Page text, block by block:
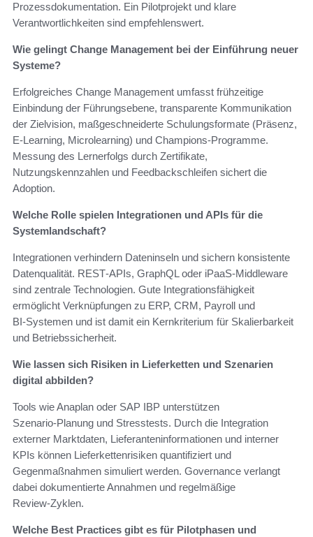
Prozessdokumentation. Ein Pilotprojekt und klare
Verantwortlichkeiten sind empfehlenswert.
Wie gelingt Change Management bei der Einführung neuer
Systeme?
Erfolgreiches Change Management umfasst frühzeitige
Einbindung der Führungsebene, transparente Kommunikation
der Zielvision, maßgeschneiderte Schulungsformate (Präsenz,
E‑Learning, Microlearning) und Champions‑Programme.
Messung des Lernerfolgs durch Zertifikate,
Nutzungskennzahlen und Feedbackschleifen sichert die
Adoption.
Welche Rolle spielen Integrationen und APIs für die
Systemlandschaft?
Integrationen verhindern Dateninseln und sichern konsistente
Datenqualität. REST‑APIs, GraphQL oder iPaaS‑Middleware
sind zentrale Technologien. Gute Integrationsfähigkeit
ermöglicht Verknüpfungen zu ERP, CRM, Payroll und
BI‑Systemen und ist damit ein Kernkriterium für Skalierbarkeit
und Betriebssicherheit.
Wie lassen sich Risiken in Lieferketten und Szenarien
digital abbilden?
Tools wie Anaplan oder SAP IBP unterstützen
Szenario‑Planung und Stresstests. Durch die Integration
externer Marktdaten, Lieferanteninformationen und interner
KPIs können Lieferkettenrisiken quantifiziert und
Gegenmaßnahmen simuliert werden. Governance verlangt
dabei dokumentierte Annahmen und regelmäßige
Review‑Zyklen.
Welche Best Practices gibt es für Pilotphasen und